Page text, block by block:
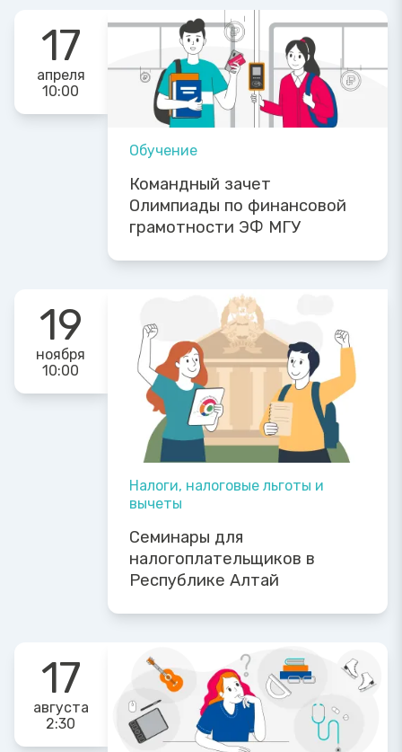
17
апреля
10:00
Обучение
Командный зачет
Олимпиады по финансовой
грамотности ЭФ МГУ
19
ноября
10:00
Налоги, налоговые льготы и
вычеты
Семинары для
налогоплательщиков в
Республике Алтай
17
августа
2:30